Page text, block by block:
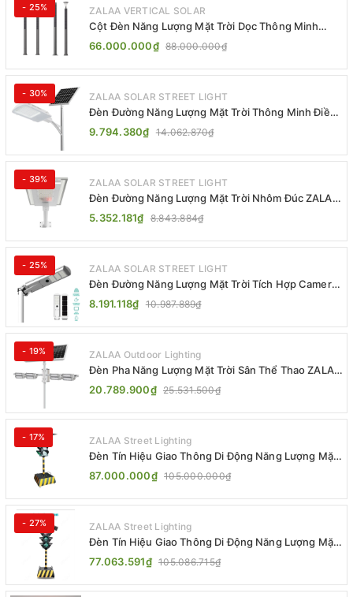
- 25% ZALAA VERTICAL SOLAR
Cột Đèn Năng Lượng Mặt Trời Dọc Thông Minh
ZSR-YYDS-360 | ZALAA Jsc
66.000.000₫ 88.000.000₫
- 30% ZALAA SOLAR STREET LIGHT
Đèn Đường Năng Lượng Mặt Trời Thông Minh Điều
Khiển MPPT ZL-GMX01 ZALAA
9.794.380₫ 14.062.870₫
- 39% ZALAA SOLAR STREET LIGHT
Đèn Đường Năng Lượng Mặt Trời Nhôm Đúc ZALAA
ZL-BWH Cao Cấp IP65
5.352.181₫ 8.843.884₫
- 25% ZALAA SOLAR STREET LIGHT
Đèn Đường Năng Lượng Mặt Trời Tích Hợp Camera
ZALAA ZL-BJ04-CCTV (80W, IP65)
8.191.118₫ 10.987.889₫
- 19% ZALAA Outdoor Lighting
Đèn Pha Năng Lượng Mặt Trời Sân Thể Thao ZALAA
Jsc Chống Nước IP65 Cao Cấp
20.789.900₫ 25.531.500₫
- 17% ZALAA Street Lighting
Đèn Tín Hiệu Giao Thông Di Động Năng Lượng Mặt
Trời ZALAA ZL-300A-D
87.000.000₫ 105.000.000₫
- 27% ZALAA Street Lighting
Đèn Tín Hiệu Giao Thông Di Động Năng Lượng Mặt
Trời ZALAA ZL-409300C
77.063.591₫ 105.086.715₫